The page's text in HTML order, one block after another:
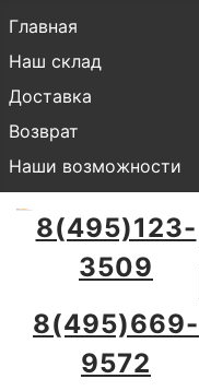
Главная
Наш склад
Доставка
Возврат
Наши возможности
8(495)123-
3509
8(495)669-
9572